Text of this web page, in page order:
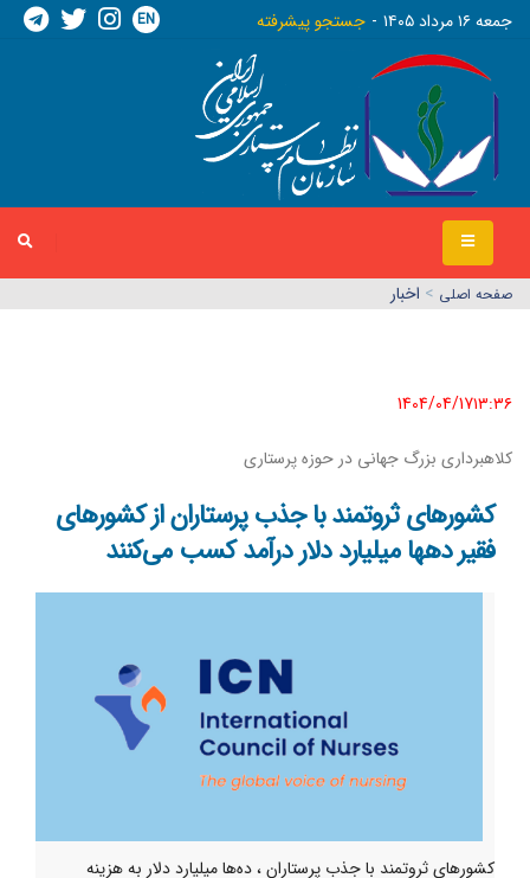
جمعه ١٦ مرداد ١٤٠٥ جستجو پیشرفته EN
صفحه اصلي > اخبار
1404/04/17١٣:٣٦
کلاهبرداری بزرگ جهانی در حوزه پرستاری
کشورهای ثروتمند با جذب پرستاران از کشورهای
فقیر دهها میلیارد دلار درآمد کسب می‌کنند
کشورهای ثروتمند با جذب پرستاران ، ده‌ها میلیارد دلار به هزینه